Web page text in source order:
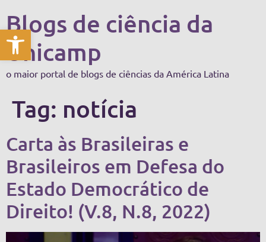
Abrir a barra de ferramentas
Blogs de ciência da
Unicamp
o maior portal de blogs de ciências da América Latina
Tag: notícia
Carta às Brasileiras e
Brasileiros em Defesa do
Estado Democrático de
Direito! (V.8, N.8, 2022)